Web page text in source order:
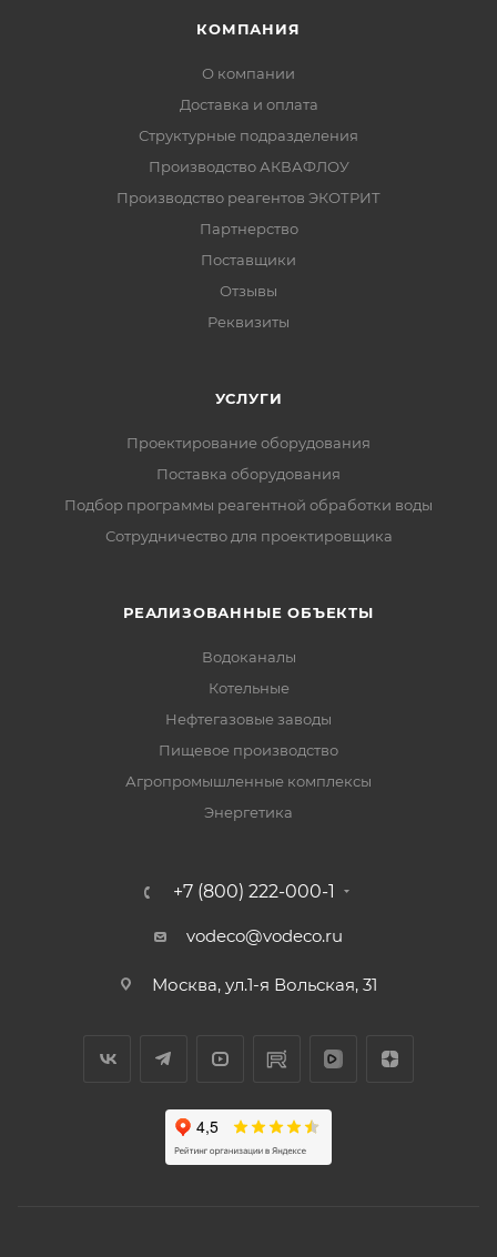
КОМПАНИЯ
О компании
Доставка и оплата
Структурные подразделения
Производство АКВАФЛОУ
Производство реагентов ЭКОТРИТ
Партнерство
Поставщики
Отзывы
Реквизиты
УСЛУГИ
Проектирование оборудования
Поставка оборудования
Подбор программы реагентной обработки воды
Сотрудничество для проектировщика
РЕАЛИЗОВАННЫЕ ОБЪЕКТЫ
Водоканалы
Котельные
Нефтегазовые заводы
Пищевое производство
Агропромышленные комплексы
Энергетика
+7 (800) 222-000-1
vodeco@vodeco.ru
Москва, ул.1-я Вольская, 31